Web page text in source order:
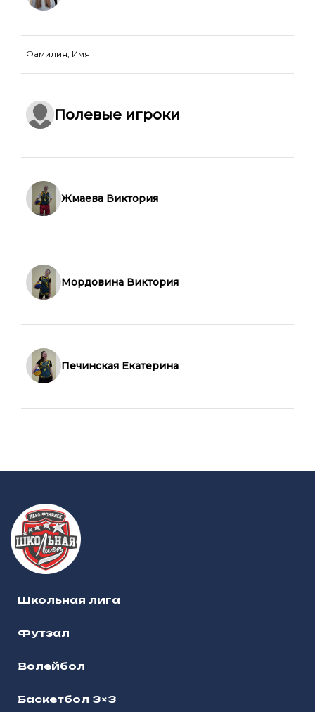
Фамилия, Имя
Полевые игроки
Жмаева Виктория
Мордовина Виктория
Печинская Екатерина
Школьная лига
Футзал
Волейбол
Баскетбол 3×3